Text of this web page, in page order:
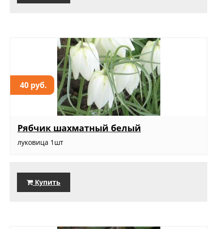
40 руб.
Рябчик шахматный белый
луковица 1шт
Купить